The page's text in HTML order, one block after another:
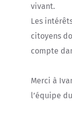
vivant.
Les
citoyens
compte
Merci à
l’équipe du